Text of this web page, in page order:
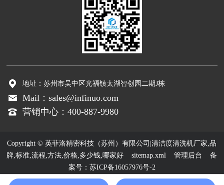
地址：苏州市吴中区光福镇太湖智创园二期J栋
Mail：sales@infinuo.com
营销中心：400-887-9980
Copyright © 英菲洛精密科技（苏州）有限公司|清洁度清洗机厂家,品
牌,标准,流程,方法,价格,多少钱,哪家好sitemap.xml 管理后台 备
案号： 苏ICP备16057976号-2